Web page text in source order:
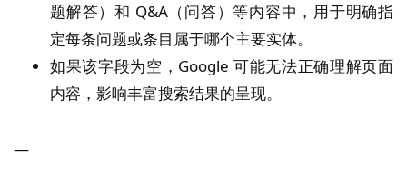
题解答）和 Q&A（问答）等内容中，用于明确指
定每条问题或条目属于哪个主要实体。
如果该字段为空，Google 可能无法正确理解页面
内容，影响丰富搜索结果的呈现。
—